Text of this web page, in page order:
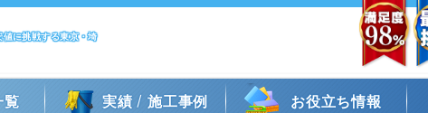
に挑戦する東京・埼
覧 実績/ 施工事例 お役立ち情報